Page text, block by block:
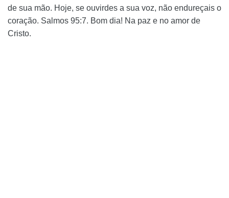
de sua mão. Hoje, se ouvirdes a sua voz, não endureçais o
coração. Salmos 95:7. Bom dia! Na paz e no amor de
Cristo.